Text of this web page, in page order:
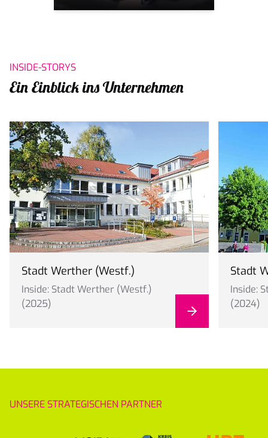
INSIDE-STORYS
Ein Einblick ins Unternehmen
Stadt Werther (Westf.)
Inside: Stadt Werther (Westf.)
(2025)
Stadt
Inside:
(2024)
UNSERE STRATEGISCHEN PARTNER